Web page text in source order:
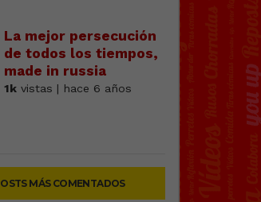
La mejor persecución
de todos los tiempos,
made in russia
1kvistas | hace 6 años
MÁS COMENTADOS